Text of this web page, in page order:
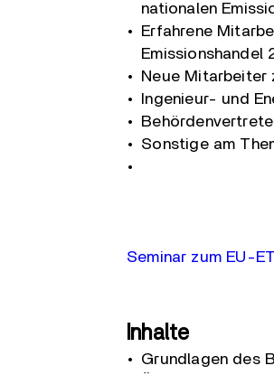
nationalen
Erfahrene
Emissionshandel
Neue Mitarbeiter
Ingenieur- und
Sonstige am
Seminar zum EU-
Inhalte
Grundlagen des